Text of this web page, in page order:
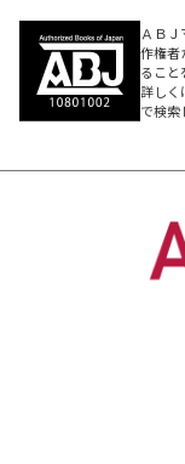
ＡＢ
作権者
ること
詳しく
で検索